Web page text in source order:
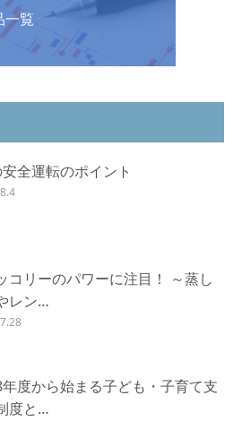
一覧
全運転のポイント
コリーのパワーに注目！ ～蒸し
レン…
度から始まる子ども・子育て支
度と…